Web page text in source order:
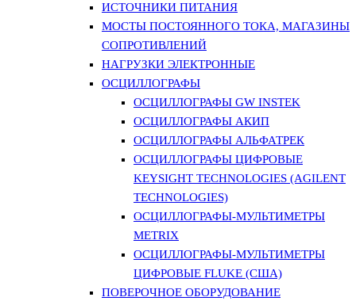
ИСТОЧНИКИ ПИТАНИЯ
МОСТЫ ПОСТОЯННОГО ТОКА, МАГАЗИНЫ
СОПРОТИВЛЕНИЙ
НАГРУЗКИ ЭЛЕКТРОННЫЕ
ОСЦИЛЛОГРАФЫ
ОСЦИЛЛОГРАФЫ GW INSTEK
ОСЦИЛЛОГРАФЫ АКИП
ОСЦИЛЛОГРАФЫ АЛЬФАТРЕК
ОСЦИЛЛОГРАФЫ ЦИФРОВЫЕ
KEYSIGHT TECHNOLOGIES (AGILENT
TECHNOLOGIES)
ОСЦИЛЛОГРАФЫ-МУЛЬТИМЕТРЫ
METRIX
ОСЦИЛЛОГРАФЫ-МУЛЬТИМЕТРЫ
ЦИФРОВЫЕ FLUKE (США)
ПОВЕРОЧНОЕ ОБОРУДОВАНИЕ